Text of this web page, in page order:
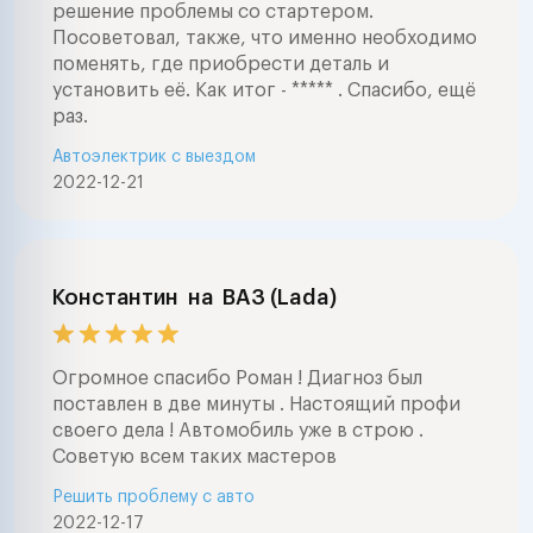
решение проблемы со стартером.
Посоветовал, также, что именно необходимо
поменять, где приобрести деталь и
установить её. Как итог - ***** . Спасибо, ещё
раз.
2022-12-21
Автоэлектрик с выездом
Константин на ВАЗ (Lada)
Огромное спасибо Роман ! Диагноз был
поставлен в две минуты . Настоящий профи
своего дела ! Автомобиль уже в строю .
Советую всем таких мастеров
2022-12-17
Решить проблему с авто